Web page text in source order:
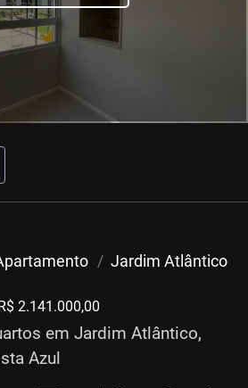
Jardim Atlântico
2.141.000,00
em Jardim Atlântico,
Azul